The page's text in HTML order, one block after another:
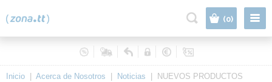
(0)
Inicio Acerca de Nosotros Noticias
NUEVOS PRODUCTOS